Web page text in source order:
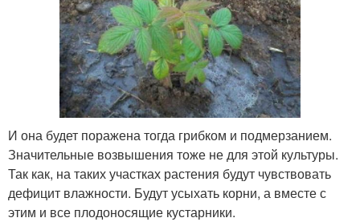
И она будет поражена тогда грибком и подмерзанием.
Значительные возвышения тоже не для этой культуры.
Так как, на таких участках растения будут чувствовать
дефицит влажности. Будут усыхать корни, а вместе с
этим и все плодоносящие кустарники.